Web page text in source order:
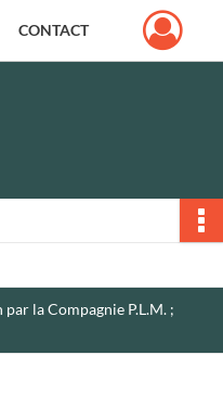
CONTACT
la Compagnie P.L.M. ;